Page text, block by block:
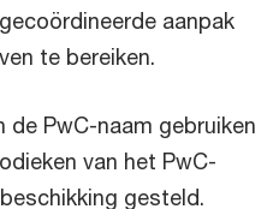
aanpak
te bereiken.
de PwC-naam gebruiken
van het PwC-
gesteld.